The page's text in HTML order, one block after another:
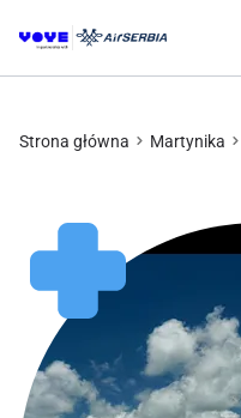
Strona główna Martynika